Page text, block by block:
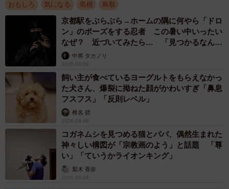
おもしろ 気になる 島根 鳥取
京都駅をぶらぶら→ホームの隅に何やら「ドロ
ン」のポーズをする忍者 この暑い中いったい
なぜ？ 近づいてみたら… 「見つかるなんて
未熟」中将 タカノリ
2026.08.06
飼い主が食べているヨーグルトをもらえなかっ
た犬さん、爆裂に拗ねた顔がかわいすぎ「鼻息
フスフス」「反則レベル」
椎名 碧
2026.08.06
コガネムシを見つめる猫とパパ、偶然生まれた
神々しい構図が「宗教画のよう」と話題 「尊
い」「ていうかライオンキング」
梨木 香奈
2026.08.06